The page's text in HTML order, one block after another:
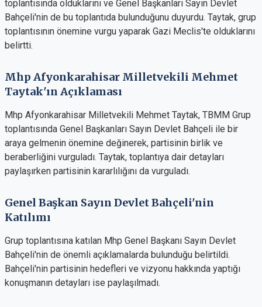
toplantısında olduklarını ve Genel Başkanları Sayın Devlet
Bahçeli'nin de bu toplantıda bulunduğunu duyurdu. Taytak, grup
toplantısının önemine vurgu yaparak Gazi Meclis'te olduklarını
belirtti.
Mhp Afyonkarahisar Milletvekili Mehmet
Taytak'ın Açıklaması
Mhp Afyonkarahisar Milletvekili Mehmet Taytak, TBMM Grup
toplantısında Genel Başkanları Sayın Devlet Bahçeli ile bir
araya gelmenin önemine değinerek, partisinin birlik ve
beraberliğini vurguladı. Taytak, toplantıya dair detayları
paylaşırken partisinin kararlılığını da vurguladı.
Genel Başkan Sayın Devlet Bahçeli'nin
Katılımı
Grup toplantısına katılan Mhp Genel Başkanı Sayın Devlet
Bahçeli'nin de önemli açıklamalarda bulunduğu belirtildi.
Bahçeli'nin partisinin hedefleri ve vizyonu hakkında yaptığı
konuşmanın detayları ise paylaşılmadı.